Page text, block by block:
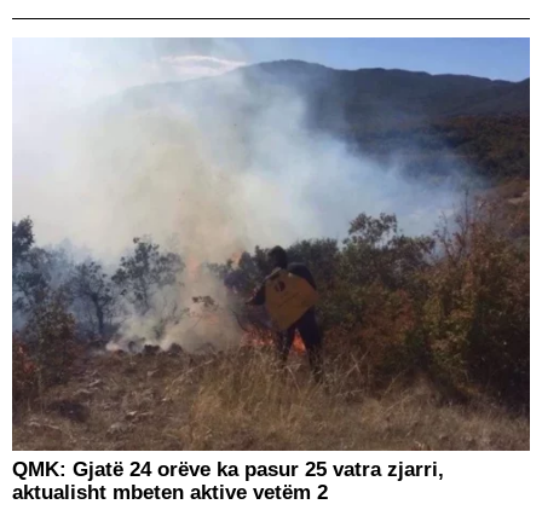
QMK: Gjatë 24 orëve ka pasur 25 vatra zjarri,
aktualisht mbeten aktive vetëm 2